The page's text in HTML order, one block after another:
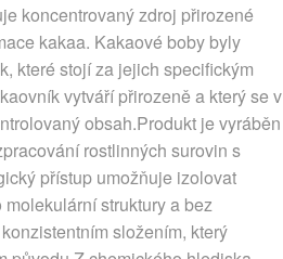
koncentrovaný zdroj přirozené
kakaa. Kakaové boby byly
které stojí za jejich specifickým
vytváří přirozeně a který se v
obsah.Produkt je vyráběn
rostlinných surovin s
přístup umožňuje izolovat
struktury a bez
složením, který